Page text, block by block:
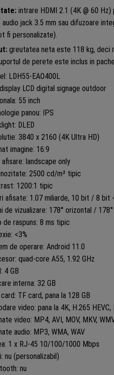
intrare HDMI 2.1 (4K @ 60 Hz)
audio jack 3.5 mm sau difuzoare
fi personalizate).
greutatea neta este 118 kg, deci
de perete este inclus in
LDH55-EAO400L
LCD digital signage outdoor
55 inch
panou: IPS
DLED
3840 x 2160 (4K Ultra HD)
imagine: 16:9
afisare: landscape only
2500 cd/m² tipic
1200:1 tipic
afisate: 1.07 miliarde, 10 bit / 8 bit
de vizualizare: 178° orizontal /
de raspuns: 8 ms tipic
<3%
de operare: Android 11.0
quad-core A55, 1.92 GHz
4 GB
interna: 32 GB
TF card, pana la 128 GB
video: pana la 4K, H.265
video: MP4, AVI, MOV, MKV,
audio: MP3, WMA, WAV
1 x RJ-45 10/100/1000 Mbps
nu (personalizabil)
nu